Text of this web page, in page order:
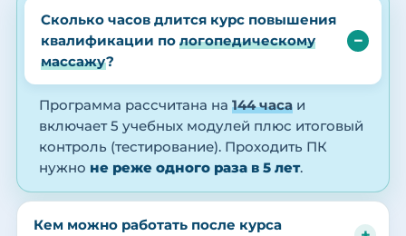
Сколько часов длится курс повышения
квалификации по логопедическому
массажу?
Программа рассчитана на 144 часа и
включает 5 учебных модулей плюс итоговый
контроль (тестирование). Проходить ПК
нужно не реже одного раза в 5 лет.
Кем можно работать после курса